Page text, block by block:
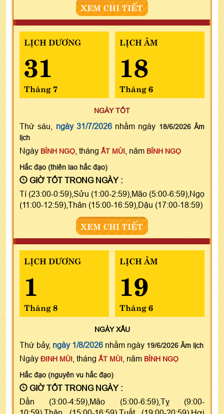
XEM CHI TIẾT
LỊCH DƯƠNG
31
Tháng 7
LỊCH ÂM
18
Tháng 6
NGÀY TỐT
Thứ sáu, ngày 31/7/2026nhằm ngày 18/6/2026 Âm
lịch
Ngày BÍNH NGỌ , tháng ẤT MÙI , năm BÍNH NGỌ
Hắc đạo (thiên lao hắc đạo)
GIỜ TỐT TRONG NGÀY :
Tí (23:00-0:59),Sửu (1:00-2:59),Mão (5:00-6:59),Ngọ
(11:00-12:59),Thân (15:00-16:59),Dậu (17:00-18:59)
XEM CHI TIẾT
LỊCH DƯƠNG
1
Tháng 8
LỊCH ÂM
19
Tháng 6
NGÀYXẤU
Thứ bảy, ngày 1/8/2026 nhằm ngày 19/6/2026 Âm lịch
Ngày ĐINH MÙI , tháng ẤT MÙI , năm BÍNH NGỌ
Hắc đạo (nguyên vu hắc đạo)
GIỜ TỐT TRONG NGÀY :
Dần (3:00-4:59),Mão (5:00-6:59),Tỵ (9:00-